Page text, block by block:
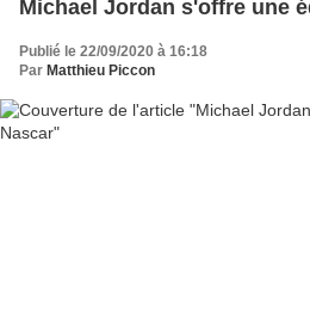
Michael Jordan s'offre une
Publié le 22/09/2020 à 16:18
Par Matthieu Piccon